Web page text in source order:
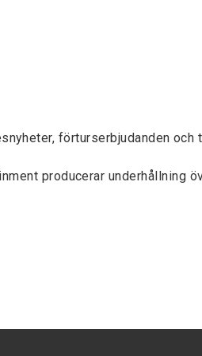
förturserbjudanden
producerar underhållning